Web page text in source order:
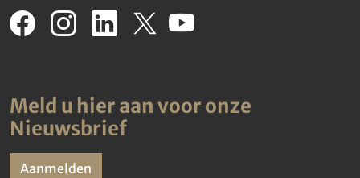
Meld u hier aan voor onze
Nieuwsbrief
Aanmelden